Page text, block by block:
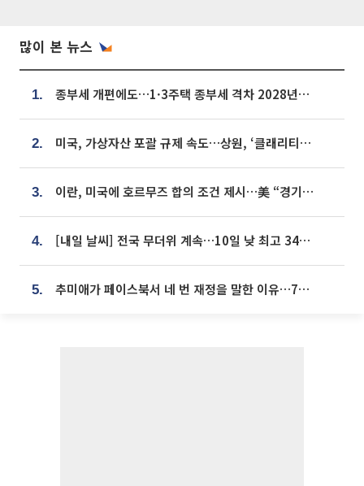
많이 본 뉴스
1. 종부세 개편에도…1·3주택 종부세 격차 2028년부터 확대
2. 미국, 가상자산 포괄 규제 속도…상원, ‘클래리티법’ 9월 절차투표 추진
3. 이란, 미국에 호르무즈 합의 조건 제시…美 “경기 아직 안 끝나” [종합]
4. [내일 날씨] 전국 무더위 계속…10일 낮 최고 34도 육박
5. 추미애가 페이스북서 네 번 재정을 말한 이유…7700억 추경 열쇠는 도의회에